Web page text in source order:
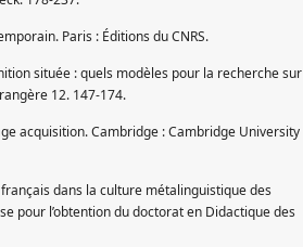
Paris : Éditions du CNRS.
située : quels modèles pour la recherche sur
12. 147-174.
acquisition. Cambridge : Cambridge University
dans la culture métalinguistique des
pour l’obtention du doctorat en Didactique des